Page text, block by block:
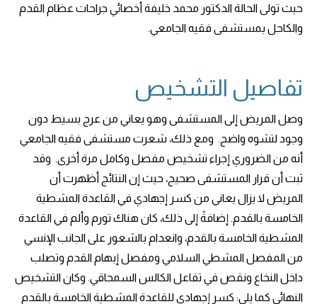
حيث تولى الحالة الدكتور محمد خليفة أخصائي جراحات عظام القدم
والكاحل بمستشفى فقيه الجامعي.
تفاصيل التشخيص
وصل المريض إلى المستشفى وهو يعاني من عرج بسيط دون
وجود لتشوه واضح. ومع ذلك، شعرت مستشفى فقيه الجامعي
أنه من الضروري إجراء تشخيص مفصل وكامل مرة أخرى. وقد
ثبت أن قرار المستشفى صحيح، حيث إن النتائج أظهرت أن
المريض لا يزال يعاني من كسر إجهادي في القاعدة المشطية
الخامسة بالقدم. إضافةً إلى ذلك، كان هناك تورم وألم في القاعدة
المشطية الخامسة بالقدم، وانعدام بالشعور على الجانب الإنسي
من المفصل المشطي السلامي ومفصل إبهام القدم وتصلب
داخل النخاع ونقص في تفاعل الكالس السمحاقي. وكان التشخيص
النهائي كما يلي: كسر إجهادي للقاعدة المشطية الخامسة بالقدم